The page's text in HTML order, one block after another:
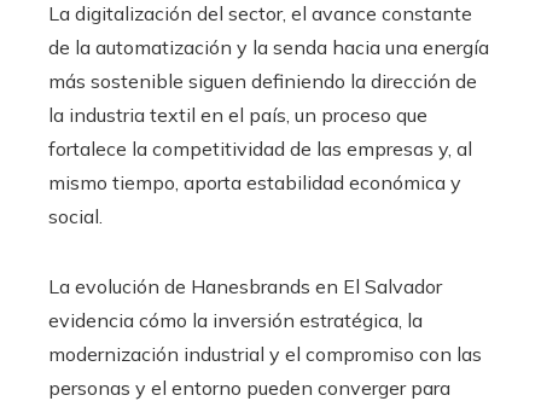
La digitalización del sector, el avance constante
de la automatización y la senda hacia una energía
más sostenible siguen definiendo la dirección de
la industria textil en el país, un proceso que
fortalece la competitividad de las empresas y, al
mismo tiempo, aporta estabilidad económica y
social.
La evolución de Hanesbrands en El Salvador
evidencia cómo la inversión estratégica, la
modernización industrial y el compromiso con las
personas y el entorno pueden converger para